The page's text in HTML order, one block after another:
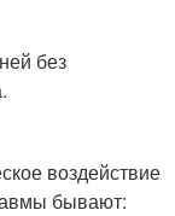
без
воздействие
бывают: